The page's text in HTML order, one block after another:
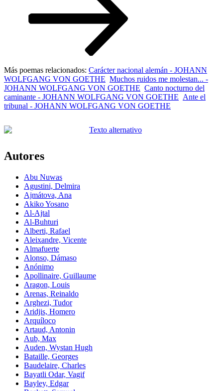
Más poemas relacionados: Carácter nacional alemán - JOHANN
WOLFGANG VON GOETHE Muchos ruidos me molestan... -
JOHANN WOLFGANG VON GOETHE Canto nocturno del
caminante - JOHANN WOLFGANG VON GOETHE Ante el
tribunal - JOHANN WOLFGANG VON GOETHE
Autores
Abu Nuwas
Agustini, Delmira
Ajmátova, Ana
Akiko Yosano
Al-Ajtal
Al-Buhturi
Alberti, Rafael
Aleixandre, Vicente
Almafuerte
Alonso, Dámaso
Anónimo
Apollinaire, Guillaume
Aragon, Louis
Arenas, Reinaldo
Arghezi, Tudor
Aridjis, Homero
Arquíloco
Artaud, Antonin
Aub, Max
Auden, Wystan Hugh
Bataille, Georges
Baudelaire, Charles
Bayatli Odar, Vagif
Bayley, Edgar